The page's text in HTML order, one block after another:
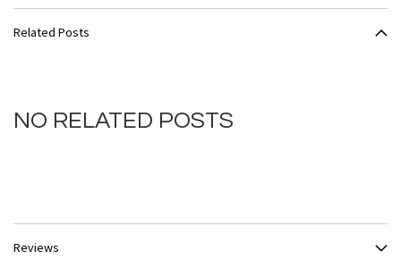
Related Posts
NO RELATED POSTS
Reviews